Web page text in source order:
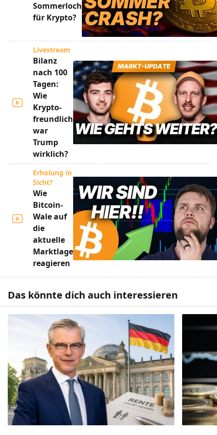
Sommerloch
für Krypto?
Livestream
Bilanz
nach 100
Tagen:
Wie
Krypto-
freundlich
war
Trump
wirklich?
Erholung in
Sicht?
Wie
Bitcoin-
Wale auf
die
aktuelle
Marktlage
reagieren
Das könnte dich auch interessieren